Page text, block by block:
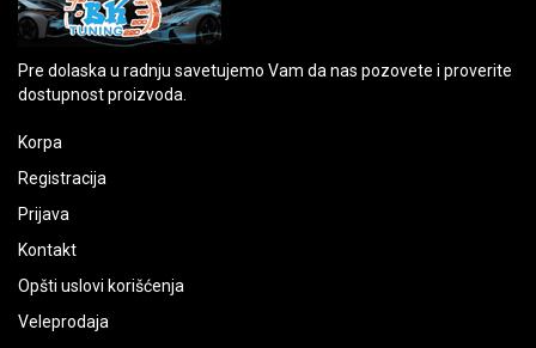
Pre dolaska u radnju savetujemo Vam da nas pozovete i proverite
dostupnost proizvoda.
Korpa
Registracija
Prijava
Kontakt
Opšti uslovi korišćenja
Veleprodaja